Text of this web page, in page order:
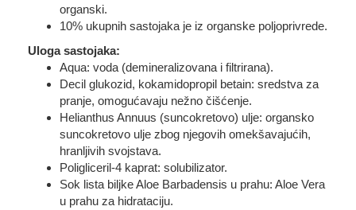
organski.
10% ukupnih sastojaka je iz organske poljoprivrede.
Uloga sastojaka:
Aqua: voda (demineralizovana i filtrirana).
Decil glukozid, kokamidopropil betain: sredstva za
pranje, omogućavaju nežno čišćenje.
Helianthus Annuus (suncokretovo) ulje: organsko
suncokretovo ulje zbog njegovih omekšavajućih,
hranljivih svojstava.
Poligliceril-4 kaprat: solubilizator.
Sok lista biljke Aloe Barbadensis u prahu: Aloe Vera
u prahu za hidrataciju.